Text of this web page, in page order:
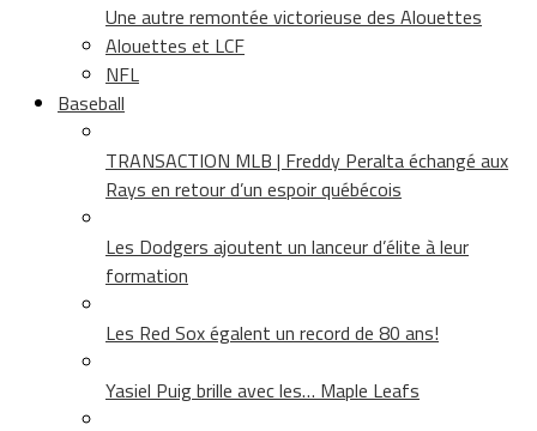
Une autre remontée victorieuse des Alouettes
Alouettes et LCF
NFL
Baseball
TRANSACTION MLB | Freddy Peralta échangé aux
Rays en retour d’un espoir québécois
Les Dodgers ajoutent un lanceur d’élite à leur
formation
Les Red Sox égalent un record de 80 ans!
Yasiel Puig brille avec les… Maple Leafs